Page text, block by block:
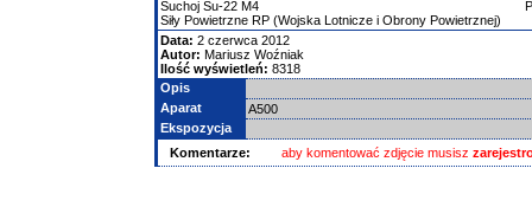
Suchoj Su-22 M4
Siły Powietrzne RP (Wojska Lotnicze i Obrony Powietrznej)
Data: 2 czerwca 2012
Autor: Mariusz Woźniak
Ilość wyświetleń: 8318
Opis
Aparat
A500
Ekspozycja
Komentarze:
aby komentować zdjęcie musisz